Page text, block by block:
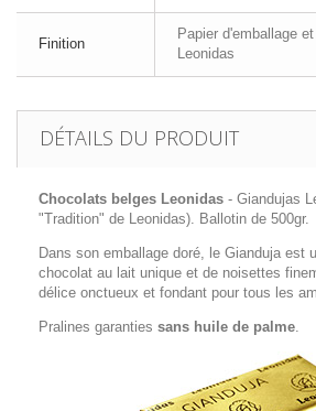
Finition
Papier d'emballage
Leonidas
DÉTAILS DU PRODUIT
Chocolats belges Leonidas - Giandujas
"Tradition" de Leonidas). Ballotin de 500gr.
Dans son emballage doré, le Gianduja est
chocolat au lait unique et de noisettes
délice onctueux et fondant pour tous les
Pralines garanties sans huile de palme.